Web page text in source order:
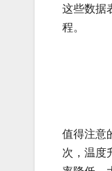
这些数据
程。
值得注意
次，温度